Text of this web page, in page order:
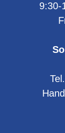
9:30-